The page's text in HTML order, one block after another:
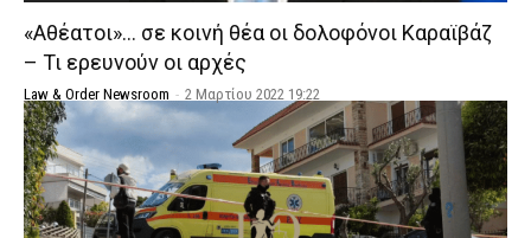
«Aθέατοι»… σε κοινή θέα οι δολοφόνοι Καραϊβάζ
– Τι ερευνούν οι αρχές
Law & Order Newsroom - 2 Μαρτίου 2022 19:22